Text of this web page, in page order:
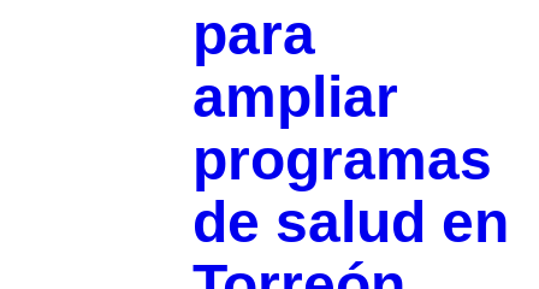
para
ampliar
programas
de salud en